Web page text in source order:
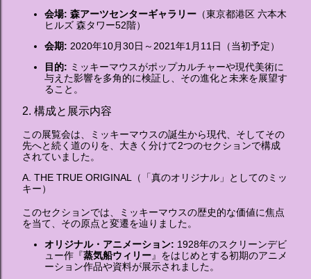
会場: 森アーツセンターギャラリー （東京都港区 六本木
ヒルズ 森タワー52階）
会期: 2020年10月30日～2021年1月11日（当初予定）
目的: ミッキーマウスがポップカルチャーや現代美術に
与えた影響を多角的に検証し、その進化と未来を展望す
ること。
2. 構成と展示内容
この展覧会は、ミッキーマウスの誕生から現代、そしてその
先へと続く道のりを、大きく分けて2つのセクションで構成
されていました。
A. THE TRUE ORIGINAL（「真のオリジナル」としてのミッ
キー）
このセクションでは、ミッキーマウスの歴史的な価値に焦点
を当て、その原点と変遷を辿りました。
オリジナル・アニメーション: 1928年のスクリーンデビ
ュー作『蒸気船ウィリー』をはじめとする初期のアニメ
ーション作品や資料が展示されました。